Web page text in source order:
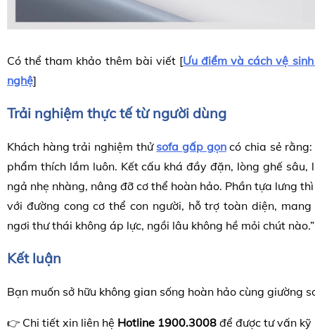
Có thể tham khảo thêm bài viết [Ưu điểm và cách vệ
nghệ]
Trải nghiệm thực tế từ người dùng
Khách hàng trải nghiệm thửsofa gấp gọncó chia sẻ rằng:
phẩm thích lắm luôn. Kết cấu khá đầy đặn, lòng ghế sâu,
ngả nhẹ nhàng, nâng đỡ cơ thể hoàn hảo. Phần tựa lưng
với đường cong cơ thể con người, hỗ trợ toàn diện,
ngơi thư thái không áp lực, ngồi lâu không hề mỏi chút nào.”
Kết luận
Bạn muốn sở hữu không gian sống hoàn hảo cùng giường
👉 Chi tiết xin liên hệ Hotline 1900.3008 để được tư vấn kỹ